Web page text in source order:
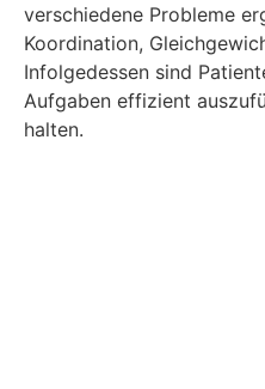
verschiedene Probleme
Koordination,
Infolgedessen sind
Aufgaben effizient
halten.